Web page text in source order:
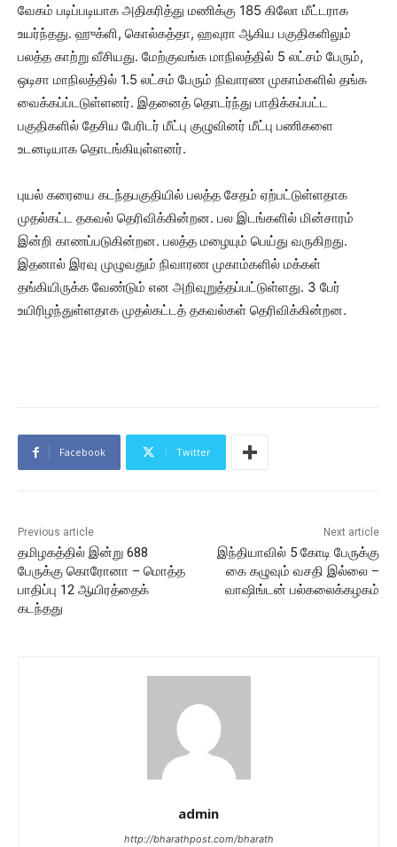
வேகம் படிப்படியாக அதிகரித்து மணிக்கு 185 கிலோ மீட்டராக
உயர்ந்தது. ஹுக்ளி, கொல்கத்தா, ஹவுரா ஆகிய பகுதிகளிலும்
பலத்த காற்று வீசியது. மேற்குவங்க மாநிலத்தில் 5 லட்சம் பேரும்,
ஒடிசா மாநிலத்தில் 1.5 லட்சம் பேரும் நிவாரண முகாம்களில் தங்க
வைக்கப்ப்டடுள்ளனர். இதனைத் தொடர்ந்து பாதிக்கப்பட்ட
பகுதிகளில் தேசிய பேரிடர் மீட்பு குழுவினர் மீட்பு பணிகளை
உடனடியாக தொடங்கியுள்ளனர்.
புயல் கரையை கடந்தபகுதியில் பலத்த சேதம் ஏற்பட்டுள்ளதாக
முதல்கட்ட தகவல் தெரிவிக்கின்றன. பல இடங்களில் மின்சாரம்
இன்றி காணப்படுகின்றன. பலத்த மழையும் பெய்து வருகிறது.
இதனால் இரவு முழுவதும் நிவாரண முகாம்களில் மக்கள்
தங்கியிருக்க வேண்டும் என அறிவுறுத்தப்பட்டுள்ளது. 3 பேர்
உயிரிழந்துள்ளதாக முதல்கட்டத் தகவல்கள் தெரிவிக்கின்றன.
Facebook Twitter
Previous article
தமிழகத்தில் இன்று 688
பேருக்கு கொரோனா – மொத்த
பாதிப்பு 12 ஆயிரத்தைக்
கடந்தது
Next article
இந்தியாவில் 5 கோடி பேருக்கு
கை கழுவும் வசதி இல்லை –
வாஷிங்டன் பல்கலைக்கழகம்
admin
http://bharathpost.com/bharath